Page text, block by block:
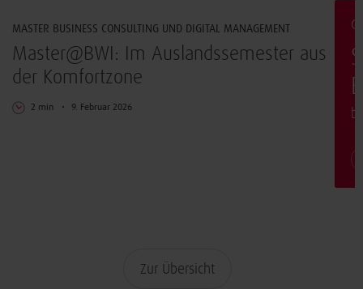
MASTER BUSINESS CONSULTING UND DIGITAL MANAGEMENT
Master@BWI: Im Auslandssemester aus
der Komfortzone
2 min 9. Februar 2026
Zur Übersicht